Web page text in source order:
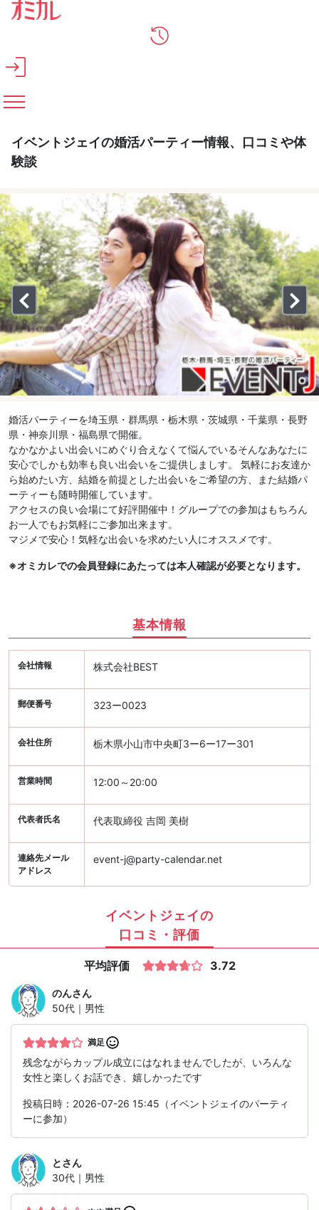
メインコンテンツへスキップ
イベントジェイの婚活パーティー情報、口コミや体
験談
婚活パーティーを埼玉県・群馬県・栃木県・茨城県・千葉県・長野
県・神奈川県・福島県で開催。
なかなかよい出会いにめぐり合えなくて悩んでいるそんなあなたに
安心でしかも効率も良い出会いをご提供しましす。 気軽にお友達か
ら始めたい方、結婚を前提とした出会いをご希望の方、また結婚パ
ーティーも随時開催しています。
アクセスの良い会場にて好評開催中！グループでの参加はもちろん
お一人でもお気軽にご参加出来ます。
マジメで安心！気軽な出会いを求めたい人にオススメです。
※オミカレでの会員登録にあたっては本人確認が必要となります。
基本情報
会社情報 株式会社BEST
郵便番号 323ー0023
会社住所 栃木県小山市中央町3ー6ー17ー301
営業時間 12:00～20:00
代表者氏名 代表取締役 吉岡 美樹
連絡先メール
アドレス
event-j@party-calendar.net
イベントジェイの
口コミ・評価
平均評価 3.72
のんさん
50代｜男性
満足
残念ながらカップル成立にはなれませんでしたが、いろんな
女性と楽しくお話でき、嬉しかったです
投稿日時：2026-07-26 15:45（イベントジェイのパーティ
ーに参加）
とさん
30代｜男性